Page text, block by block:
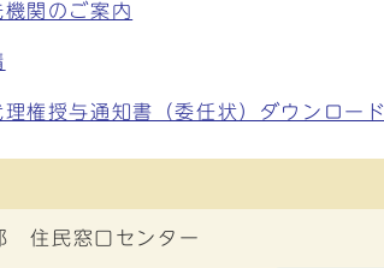
関のご案内
権授与通知書（委任状）ダウンロード
住民窓口センター